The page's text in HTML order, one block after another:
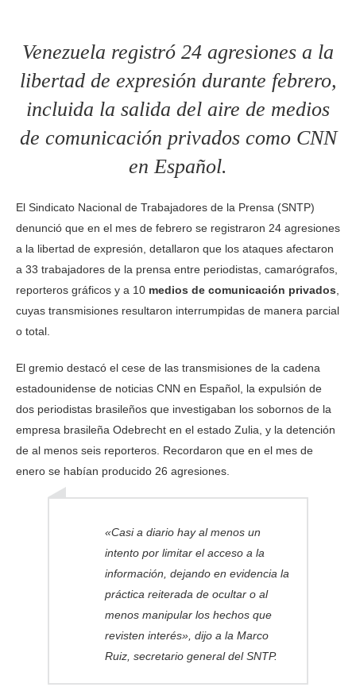
Venezuela registró 24 agresiones a la
libertad de expresión durante febrero,
incluida la salida del aire de medios
de comunicación privados como CNN
en Español.
El Sindicato Nacional de Trabajadores de la Prensa (SNTP)
denunció que en el mes de febrero se registraron 24 agresiones
a la libertad de expresión, detallaron que los ataques afectaron
a 33 trabajadores de la prensa entre periodistas, camarógrafos,
reporteros gráficos y a 10 medios de comunicación privados
cuyas transmisiones resultaron interrumpidas de manera parcial
o total.
El gremio destacó el cese de las transmisiones de la cadena
estadounidense de noticias CNN en Español, la expulsión de
dos periodistas brasileños que investigaban los sobornos de la
empresa brasileña Odebrecht en el estado Zulia, y la detención
de al menos seis reporteros. Recordaron que en el mes de
enero se habían producido 26 agresiones.
«Casi a diario hay al menos un
intento por limitar el acceso a la
información, dejando en evidencia la
práctica reiterada de ocultar o al
menos manipular los hechos que
revisten interés», dijo a la Marco
Ruiz, secretario general del SNTP.